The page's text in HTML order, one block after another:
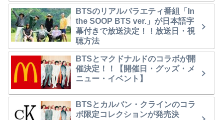
BTSのリアルバラエティ番組「In
the SOOP BTS ver.」が日本語字
幕付きで放送決定！！放送日・視
聴方法
BTSとマクドナルドのコラボが開
催決定！！【開催日・グッズ・メ
ニュー・イベント】
BTSとカルバン・クラインのコラ
ボ限定コレクションが発売決